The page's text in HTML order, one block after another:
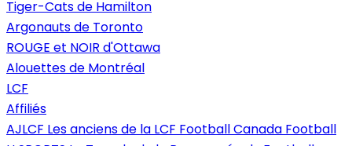
Tiger-Cats de Hamilton
Argonauts de Toronto
ROUGE et NOIR d'Ottawa
Alouettes de Montréal
LCF
Affiliés
AJLCFLes anciens de la LCFFootball CanadaFootball